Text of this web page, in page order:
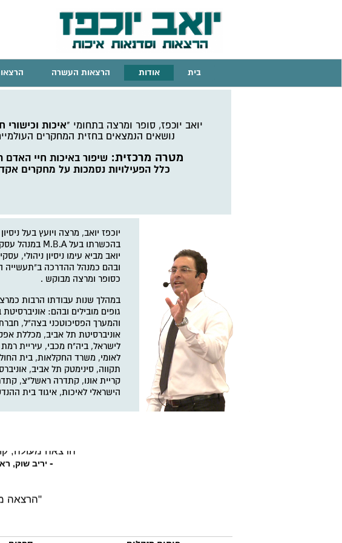
בית אודות הרצאות העשרה
יואב יוכפז, סופר ומרצה בתחומי "איכות וכישורי
נושאים הנמצאים בחזית המחקרים
מטרה מרכזית: שיפור באיכות חיי האדם
כלל הפעילויות נסמכות על מחקרים
יוכפז יואב, מרצה ויועץ בעל
בהכשרתו בעלM.B.A במנהל
יואב מביא עימו ניסיון ניהולי,
ובהם כמנהל ההדרכה ב"תעשייה
כסופר ומרצה מבוקש .
במהלך שנות עבודתו הרבות
גופים מובילים ובהם: אוניברסיטת
והמערך הפסיכוטכני בצה"ל,
אוניברסיטת תל אביב, מכללת
לישראל, ביה"ח מכבי, עיריית
לאומי, משרד החקלאות, בית
תקווה, סינימטק תל אביב,
קריית אונו, קתדרה ראשל"צ,
הישראלי לאיכות, איגוד בית
"הרצאה מעולה,
- יריב שוק,
"הרצאה